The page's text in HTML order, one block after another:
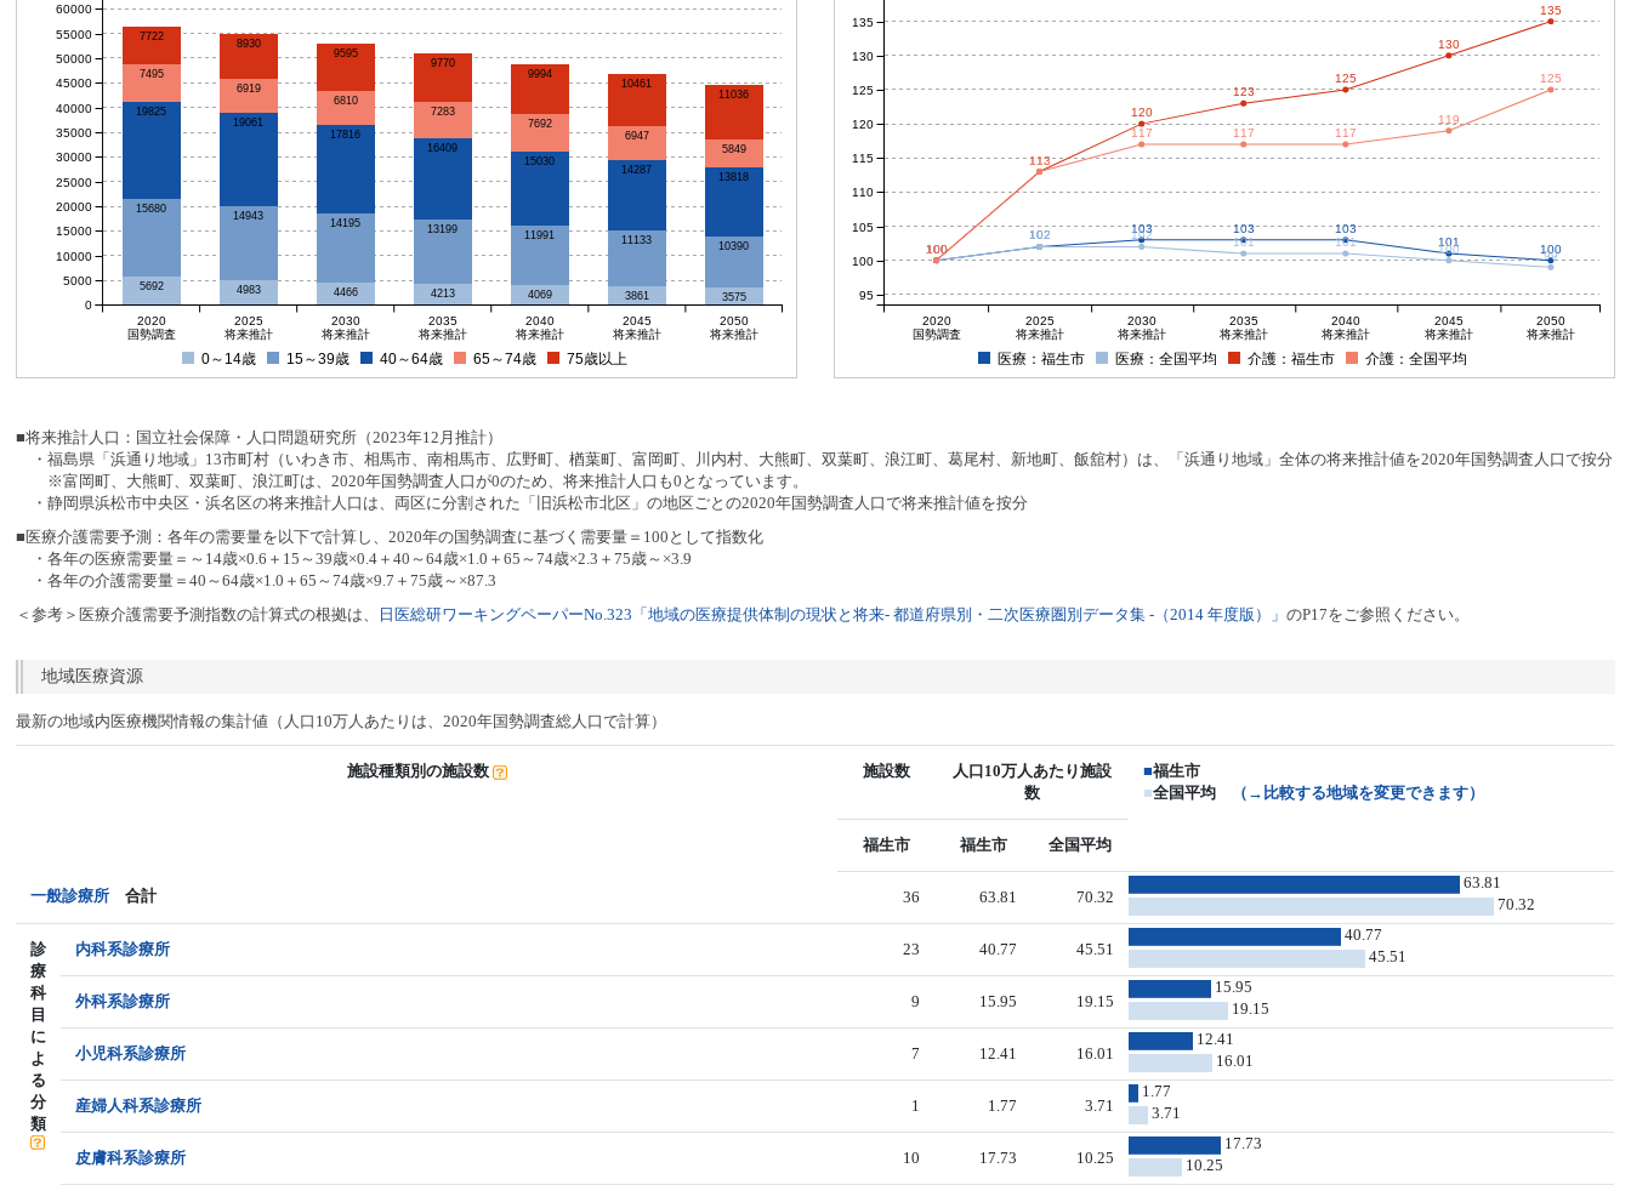
5692 4983 4466 4213 4069 3861 3575
15680
14943
14195
13199
11991 11133 10390
19825
19061
17816
16409
15030
14287
13818
7495
6919
6810
7283
7692
6947
5849
7722
8930
9595
9770
9994
10461
11036
2020
国勢調査
2025
将来推計
2030
将来推計
2035
将来推計
2040
将来推計
2045
将来推計
2050
将来推計
0
5000
10000
15000
20000
25000
30000
35000
40000
45000
50000
55000
60000
0～14歳 15～39歳 40～64歳 65～74歳 75歳以上
100
102
103 103
103
101
100
100
102 102
101 101
100
99
100
113
120
123
125
130
135
100
113
117 117 117
119
125
2020
国勢調査
2025
将来推計
2030
将来推計
2035
将来推計
2040
将来推計
2045
将来推計
2050
将来推計
100
105
110
115
120
125
130
135
95
医療：福生市 医療：全国平均 介護：福生市 介護：全国平均
■将来推計人口：国立社会保障・人口問題研究所（2023年12月推計）
・福島県「浜通り地域」13市町村（いわき市、相馬市、南相馬市、広野町、楢葉町、富岡町、川内村、大熊町、双葉町、浪江町、葛尾村、新地町、飯舘村）は、「浜通り地域」全体の将来推計値を2020年国勢調査人口で按分
※富岡町、大熊町、双葉町、浪江町は、2020年国勢調査人口が0のため、将来推計人口も0となっています。
・静岡県浜松市中央区・浜名区の将来推計人口は、両区に分割された「旧浜松市北区」の地区ごとの2020年国勢調査人口で将来推計値を按分
■医療介護需要予測：各年の需要量を以下で計算し、2020年の国勢調査に基づく需要量＝100として指数化
・各年の医療需要量＝～14歳×0.6＋15～39歳×0.4＋40～64歳×1.0＋65～74歳×2.3＋75歳～×3.9
・各年の介護需要量＝40～64歳×1.0＋65～74歳×9.7＋75歳～×87.3
＜参考＞医療介護需要予測指数の計算式の根拠は、
日医総研ワーキングペーパーNo.323「地域の医療提供体制の現状と将来- 都道府県別・二次医療圏別データ集 -（2014 年度版）」のP17をご参照ください。
地域医療資源
最新の地域内医療機関情報の集計値（人口10万人あたりは、2020年国勢調査総人口で計算）
施設種類別の施設数 施設数
人口10万人あたり施設
数
■福生市
■全国平均 （→比較する地域を変更できます）
福生市 福生市 全国平均
一般診療所 合計 36 63.81 70.32
63.81
70.32
診
療
科
目
に
よ
る
分
類
内科系診療所 23 40.77 45.51
40.77
45.51
外科系診療所 9 15.95 19.15
15.95
19.15
小児科系診療所 7 12.41 16.01
12.41
16.01
産婦人科系診療所 1 1.77 3.71
1.77
3.71
皮膚科系診療所 10 17.73 10.25
17.73
10.25